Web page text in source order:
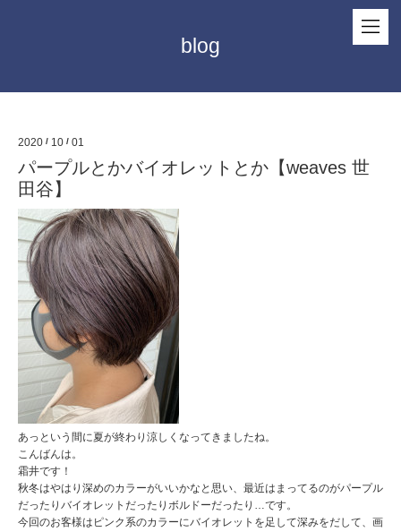
blog
2020 / 10 / 01
パープルとかバイオレットとか【weaves 世
田谷】
あっという間に夏が終わり涼しくなってきましたね。
こんばんは。
霜井です！
秋冬はやはり深めのカラーがいいかなと思い、最近はまってるのがパープル
だったりバイオレットだったりボルドーだったり…です。
今回のお客様はピンク系のカラーにバイオレットを足して深みをだして、画